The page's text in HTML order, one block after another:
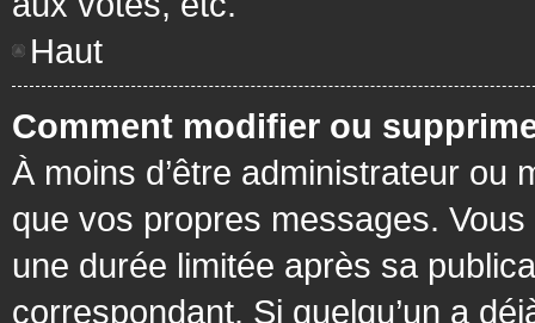
Haut
Comment modifier ou
À moins d’être administrateur ou
que vos propres messages.
une durée limitée après sa
correspondant. Si quelqu’un a